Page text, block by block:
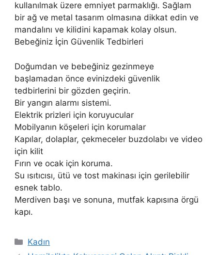
kullanılmak üzere emniyet parmaklığı. Sağlam
bir ağ ve metal tasarım olmasına dikkat edin ve
mandalını ve kilidini kapamak kolay olsun.
Bebeğiniz İçin Güvenlik Tedbirleri
Doğumdan ve bebeğiniz gezinmeye
başlamadan önce evinizdeki güvenlik
tedbirlerini bir gözden geçirin.
Bir yangın alarmı sistemi.
Elektrik prizleri için koruyucular
Mobilyanın köşeleri için korumalar
Kapılar, dolaplar, çekmeceler buzdolabı ve video
için kilit
Fırın ve ocak için koruma.
Su ısıtıcısı, ütü ve tost makinası için gerilebilir
esnek tablo.
Merdiven başı ve sonuna, mutfak kapısına örgü
kapı.
Kategoriler
Kadın